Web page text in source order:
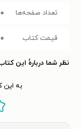
تعداد صفحه‌ها
قیمت کتاب
نظر شما دربارهٔ این
به